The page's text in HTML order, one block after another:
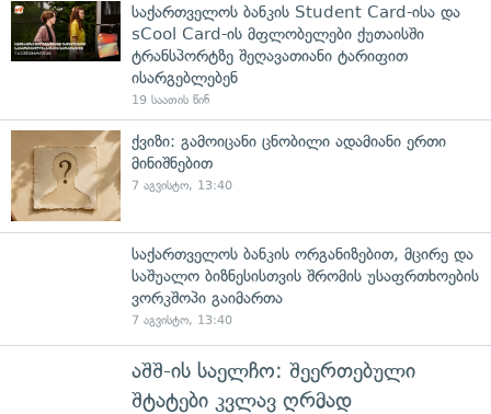
საქართველოს ბანკის Student Card-ისა და
sCool Card-ის მფლობელები ქუთაისში
ტრანსპორტზე შეღავათიანი ტარიფით
ისარგებლებენ
19 საათის წინ
ქვიზი: გამოიცანი ცნობილი ადამიანი ერთი
მინიშნებით
7 აგვისტო, 13:40
საქართველოს ბანკის ორგანიზებით, მცირე და
საშუალო ბიზნესისთვის შრომის უსაფრთხოების
ვორკშოპი გაიმართა
7 აგვისტო, 13:40
აშშ-ის საელჩო: შეერთებული
შტატები კვლავ ღრმად